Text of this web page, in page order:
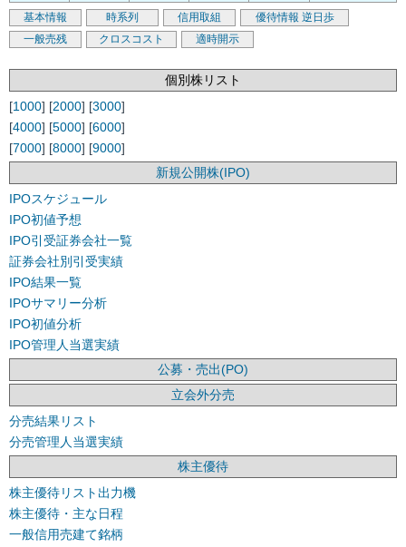
基本情報 時系列 信用取組 優待情報 逆日歩
一般売残
クロスコスト 適時開示
個別株リスト
[1000] [2000] [3000]
[4000] [5000] [6000]
[7000] [8000] [9000]
新規公開株(IPO)
IPOスケジュール
IPO初値予想
IPO引受証券会社一覧
証券会社別引受実績
IPO結果一覧
IPOサマリー分析
IPO初値分析
IPO管理人当選実績
公募・売出(PO)
立会外分売
分売結果リスト
分売管理人当選実績
株主優待
株主優待リスト出力機
株主優待・主な日程
一般信用売建て銘柄